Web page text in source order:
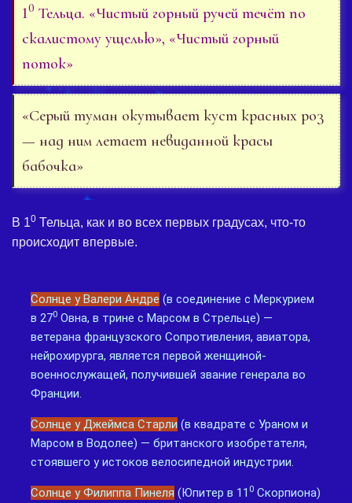
10 Тельца. «Чистый горный ручей течёт по
скалистому ущелью», «Чистый горный
поток»
«Серый туман окутывает куст красных роз
— над ним летает невиданной красы
бабочка»
В 10 Тельца, как и во всех первых градусах, что-то
происходит впервые.
Солнце у Валери Андре (в соединение с Меркурием
в 270 Овна, в трине с Марсом в Стрельце) —
ветерана французского Сопротивления, авиатора,
нейрохирурга, является первой женщиной-
военнослужащей, получившей звание генерала во
Франции.
Солнце у Джеймса Старли (в квадрате с Ураном и
Марсом в Водолее) — британского изобретателя,
стоявшего у истоков велосипедной индустрии.
Солнце у Филиппа Пинеля (Юпитер в 11 0 Скорпиона)